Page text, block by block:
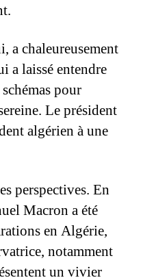
a chaleureusement
a laissé entendre
pour
Le président
algérien à une
perspectives. En
Macron a été
en Algérie,
notamment
un vivier